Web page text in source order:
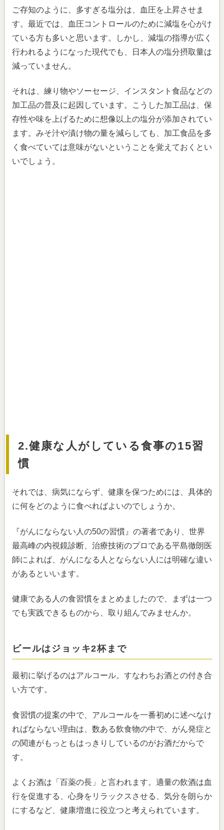
ご存知のように、多すぎる塩分は、血圧を上昇させま
す。最近では、血圧コントロールのために減塩を心がけ
ている方も多いと思います。しかし、減塩の指導が広く
行われるようになった現代でも、日本人の塩分摂取量は
減っていません。
それは、練り物やソーセージ、インスタント食品などの
加工品の普及に起因しています。こうした加工品は、保
存性や味を上げるために想像以上の塩分が添加されてい
ます。みそ汁や漬け物の量を減らしても、加工食品を多
く食べていては意味がないということを覚えておくとい
いでしょう。
2.健康な人がしている食事の15習
慣
それでは、病気にならず、健康を保つためには、具体的
に何をどのように食べればよいのでしょうか。
『がんにならない人の50の習慣』の著者であり、世界
最高峰の内視鏡診断、治療技術のプロである平島徹朗医
師によれば、がんになる人とならない人には明確な違い
があるといいます。
健康である人の食習慣をまとめましたので、まずは一つ
でも実践できるものから、取り組んでみませんか。
ビールはジョッキ2杯まで
最初に挙げるのはアルコール。すなわちお酒との付き合
い方です。
食習慣の提案の中で、アルコールを一番初めに述べなけ
ればならない理由は、数ある飲食物の中で、がん発症と
の関連がもっともはっきりしているのがお酒だからで
す。
よくお酒は「百薬の長」と言われます。適量の飲酒は血
行を促進する、心身をリラックスさせる、気分を朗らか
にするなど、健康増進に役立つと考えられています。